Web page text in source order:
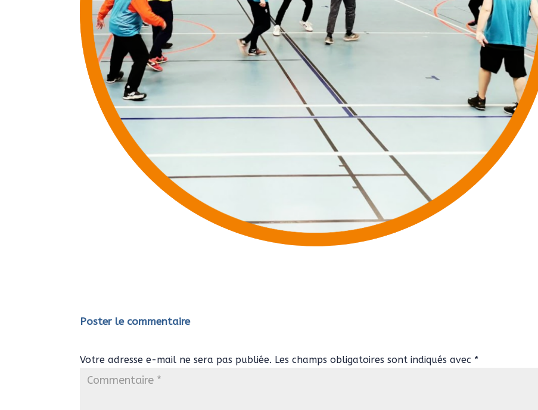
Poster le commentaire
Votre adresse e-mail ne sera pas publiée. Les champs obligatoires sont indiqués avec *